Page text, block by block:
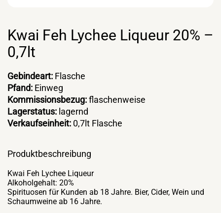
Kwai Feh Lychee Liqueur 20% –
0,7lt
Gebindeart: Flasche
Pfand: Einweg
Kommissionsbezug:flaschenweise
Lagerstatus: lagernd
Verkaufseinheit: 0,7lt Flasche
Produktbeschreibung
Kwai Feh Lychee Liqueur
Alkoholgehalt: 20%
Spirituosen für Kunden ab 18 Jahre. Bier, Cider, Wein und
Schaumweine ab 16 Jahre.